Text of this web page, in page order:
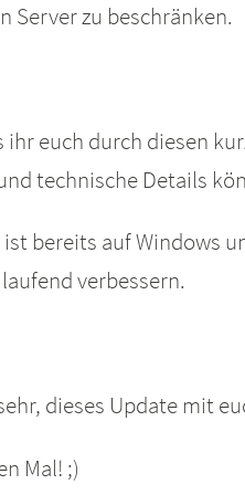
Server zu beschränken.
ihr euch durch diesen
technische Details
bereits auf Windows
verbessern.
dieses Update mit
Mal! ;)